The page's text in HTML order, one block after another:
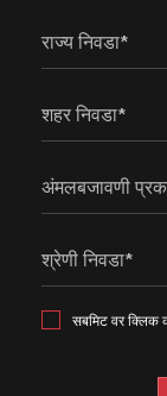
राज्य निवडा*
शहर निवडा*
अंमलबजावणी
श्रेणी निवडा*
सबमिट वर क्लिक